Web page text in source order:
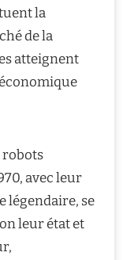
la
de la
atteignent
robots
avec leur
légendaire, se
leur état et